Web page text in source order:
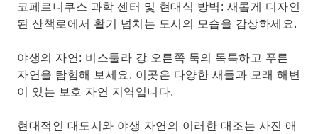
코페르니쿠스 과학 센터 및 현대식 방벽: 새롭게 디자인
된 산책로에서 활기 넘치는 도시의 모습을 감상하세요.
야생의 자연: 비스툴라 강 오른쪽 둑의 독특하고 푸른
자연을 탐험해 보세요. 이곳은 다양한 새들과 모래 해변
이 있는 보호 자연 지역입니다.
현대적인 대도시와 야생 자연의 이러한 대조는 사진 애